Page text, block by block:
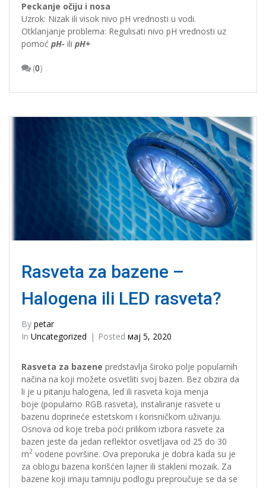
Peckanje očiju i nosa
Uzrok: Nizak ili visok nivo pH vrednosti u vodi.
Otklanjanje problema: Regulisati nivo pH vrednosti uz
pomoć pH- ili pH+
(0)
Rasveta za bazene –
Halogena ili LED rasveta?
By petar
In Uncategorized Posted мај 5, 2020
Rasveta za bazene predstavlja široko polje popularnih
načina na koji možete osvetliti svoj bazen. Bez obzira da
li je u pitanju halogena, led ili rasveta koja menja
boje (popularno RGB rasveta), instaliranje rasvete u
bazenu doprineće estetskom i korisničkom uživanju.
Osnova od koje treba poći prilikom izbora rasvete za
bazen jeste da jedan reflektor osvetljava od 25 do 30
m2 vodene površine. Ova preporuka je dobra kada su je
za oblogu bazena korišćen lajner ili stakleni mozaik. Za
bazene koji imaju tamniju podlogu preproučuje se da se